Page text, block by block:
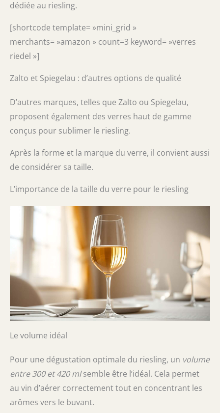
dédiée au riesling.
[shortcode template= »mini_grid »
merchants= »amazon » count=3 keyword= »verres
riedel »]
Zalto et Spiegelau : d’autres options de qualité
D’autres marques, telles que Zalto ou Spiegelau,
proposent également des verres haut de gamme
conçus pour sublimer le riesling.
Après la forme et la marque du verre, il convient aussi
de considérer sa taille.
L’importance de la taille du verre pour le riesling
Le volume idéal
Pour une dégustation optimale du riesling, un volume
entre 300 et 420 mlsemble être l’idéal. Cela permet
au vin d’aérer correctement tout en concentrant les
arômes vers le buvant.